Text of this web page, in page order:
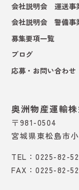
会社説明会 運送事
会社説明会 警備事
募集要項一覧
ブログ
応募・お問い合わせ
奥洲物産運輸
〒981-0504
宮城県東松島市
TEL：0225-82-
FAX：0225-82-